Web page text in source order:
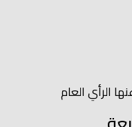
الرأي العام